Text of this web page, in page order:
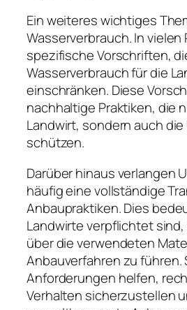
Ein weiteres wichtiges
Wasserverbrauch. In
spezifische Vorschriften,
Wasserverbrauch für die
einschränken. Diese
nachhaltige Praktiken, die
Landwirt, sondern auch
schützen.
Darüber hinaus verlangen
häufig eine vollständige
Anbaupraktiken. Dies
Landwirte verpflichtet
über die verwendeten
Anbauverfahren zu führen.
Anforderungen helfen,
Verhalten sicherzustellen